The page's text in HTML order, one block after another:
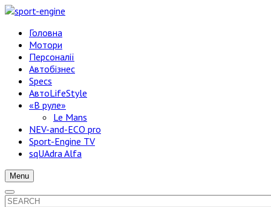
Головна
Мотори
Персоналії
Автобізнес
Specs
АвтоLifeStyle
«В руле»
Le Mans
NEV-and-ECO pro
Sport-Engine TV
sqUAdra Alfa
Menu